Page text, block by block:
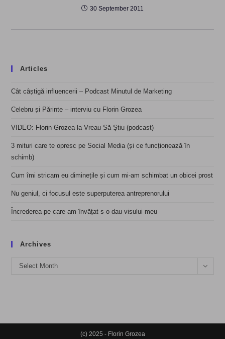
30 September 2011
Articles
Cât câștigă influencerii – Podcast Minutul de Marketing
Celebru și Părinte – interviu cu Florin Grozea
VIDEO: Florin Grozea la Vreau Să Știu (podcast)
3 mituri care te opresc pe Social Media (și ce funcționează în
schimb)
Cum îmi stricam eu diminețile și cum mi-am schimbat un obicei prost
Nu geniul, ci focusul este superputerea antreprenorului
Încrederea pe care am învățat s-o dau visului meu
Archives
Archives
Select Month
(c) 2025 - Florin Grozea